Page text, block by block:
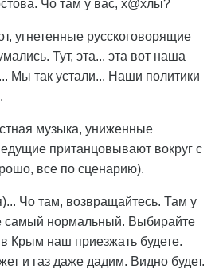
Чо там у вас, х@хлы?
угнетенные русскоговорящие
Тут, эта... эта вот наша
Мы так устали... Наши политики
музыка, униженные
пританцовывают вокруг с
все по сценарию).
Чо там, возвращайтесь. Там у
самый нормальный. Выбирайте
Крым наш приезжать будете.
и газ даже дадим. Видно будет.